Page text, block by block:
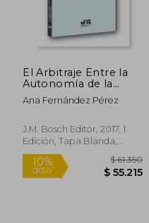
El Arbitraje Entre la
Autonomía de la
Voluntad de las
Partes y el Control
Ana Fernández Pérez
J.M. Bosch Editor, 2017, 1
Edición, Tapa Blanda,
Nuevo